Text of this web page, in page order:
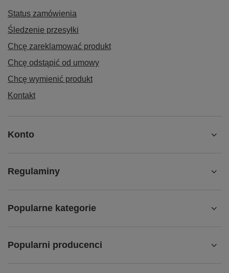
Status zamówienia
Śledzenie przesyłki
Chcę zareklamować produkt
Chcę odstąpić od umowy
Chcę wymienić produkt
Kontakt
Konto
Regulaminy
Popularne kategorie
Popularni producenci